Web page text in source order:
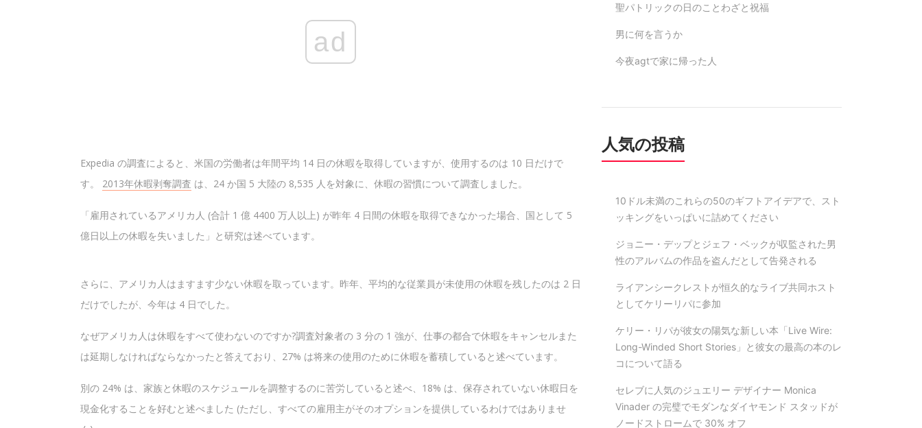
ad
Expedia の調査によると、米国の労働者は年間平均 14 日の休暇を取得していますが、使用するのは 10 日だけで
す。 2013年休暇剥奪調査 は、24 か国 5 大陸の 8,535 人を対象に、休暇の習慣について調査しました。
「雇用されているアメリカ人 (合計 1 億 4400 万人以上) が昨年 4 日間の休暇を取得できなかった場合、国として 5
億日以上の休暇を失いました」と研究は述べています。
さらに、アメリカ人はますます少ない休暇を取っています。昨年、平均的な従業員が未使用の休暇を残したのは 2 日
だけでしたが、今年は 4 日でした。
なぜアメリカ人は休暇をすべて使わないのですか?調査対象者の 3 分の 1 強が、仕事の都合で休暇をキャンセルまた
は延期しなければならなかったと答えており、27% は将来の使用のために休暇を蓄積していると述べています。
別の 24% は、家族と休暇のスケジュールを調整するのに苦労していると述べ、18% は、保存されていない休暇日を
現金化することを好むと述べました (ただし、すべての雇用主がそのオプションを提供しているわけではありませ
聖パトリックの日のことわざと祝福
男に何を言うか
今夜agtで家に帰った人
人気の投稿
10ドル未満のこれらの50のギフトアイデアで、スト
ッキングをいっぱいに詰めてください
ジョニー・デップとジェフ・ベックが収監された男
性のアルバムの作品を盗んだとして告発される
ライアンシークレストが恒久的なライブ共同ホスト
としてケリーリパに参加
ケリー・リパが彼女の陽気な新しい本「Live Wire:
Long-Winded Short Stories」と彼女の最高の本のレ
コについて語る
セレブに人気のジュエリー デザイナー Monica
Vinader の完璧でモダンなダイヤモンド スタッドが
ノードストロームで 30% オフ